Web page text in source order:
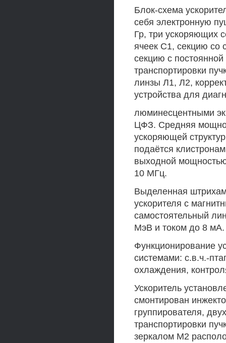
Блок-схема
себя электронную
Гр, три ускоряющих
ячеек С1, секцию со
секцию с
транспортировки
линзы Л1, Л2,
устройства для
люминесцентными
ЦФЗ. Средняя
ускоряющей
подаётся
выходной
10 МГц.
Выделенная
ускорителя с
самостоятельный
МэВ и током до 8 мА.
Функционирование
системами: с.в.ч.-
охлаждения,
Ускоритель
смонтирован
группирователя,
транспортировки
зеркалом М2